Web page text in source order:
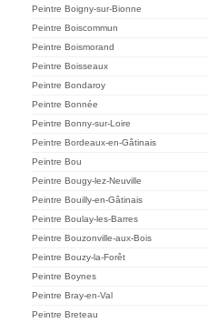
Peintre Boigny-sur-Bionne
Peintre Boiscommun
Peintre Boismorand
Peintre Boisseaux
Peintre Bondaroy
Peintre Bonnée
Peintre Bonny-sur-Loire
Peintre Bordeaux-en-Gâtinais
Peintre Bou
Peintre Bougy-lez-Neuville
Peintre Bouilly-en-Gâtinais
Peintre Boulay-les-Barres
Peintre Bouzonville-aux-Bois
Peintre Bouzy-la-Forêt
Peintre Boynes
Peintre Bray-en-Val
Peintre Breteau